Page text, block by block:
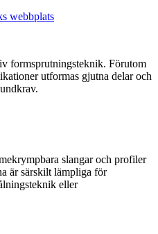
webbplats
formsprutningsteknik. Förutom
utformas gjutna delar och
slangar och profiler
är särskilt lämpliga för
eller